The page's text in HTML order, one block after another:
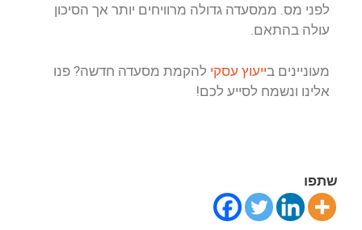
לפני מס. ממסעדה גדולה מרוויחים יותר אך הסיכון
עולה בהתאם.
מעוניינים בייעוץ עסקי להקמת מסעדה חדשה? פנו
אלינו ונשמח לסייע לכם!
שתפו